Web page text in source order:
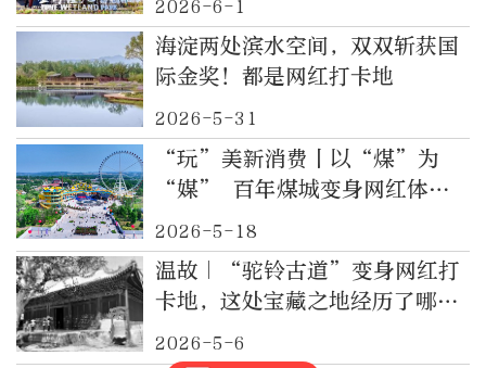
2026-6-1
海淀两处滨水空间，双双斩获国
际金奖！都是网红打卡地
2026-5-31
“玩”美新消费丨以“煤”为
“媒” 百年煤城变身网红体验
地
2026-5-18
温故｜“驼铃古道”变身网红打
卡地，这处宝藏之地经历了哪些
变迁？
2026-5-6